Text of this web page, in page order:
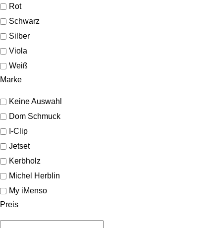
Rot
Schwarz
Silber
Viola
Weiß
Marke
Keine Auswahl
Dom Schmuck
I-Clip
Jetset
Kerbholz
Michel Herblin
My iMenso
Preis